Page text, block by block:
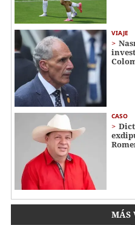
VIAJE
CASO
MÁS